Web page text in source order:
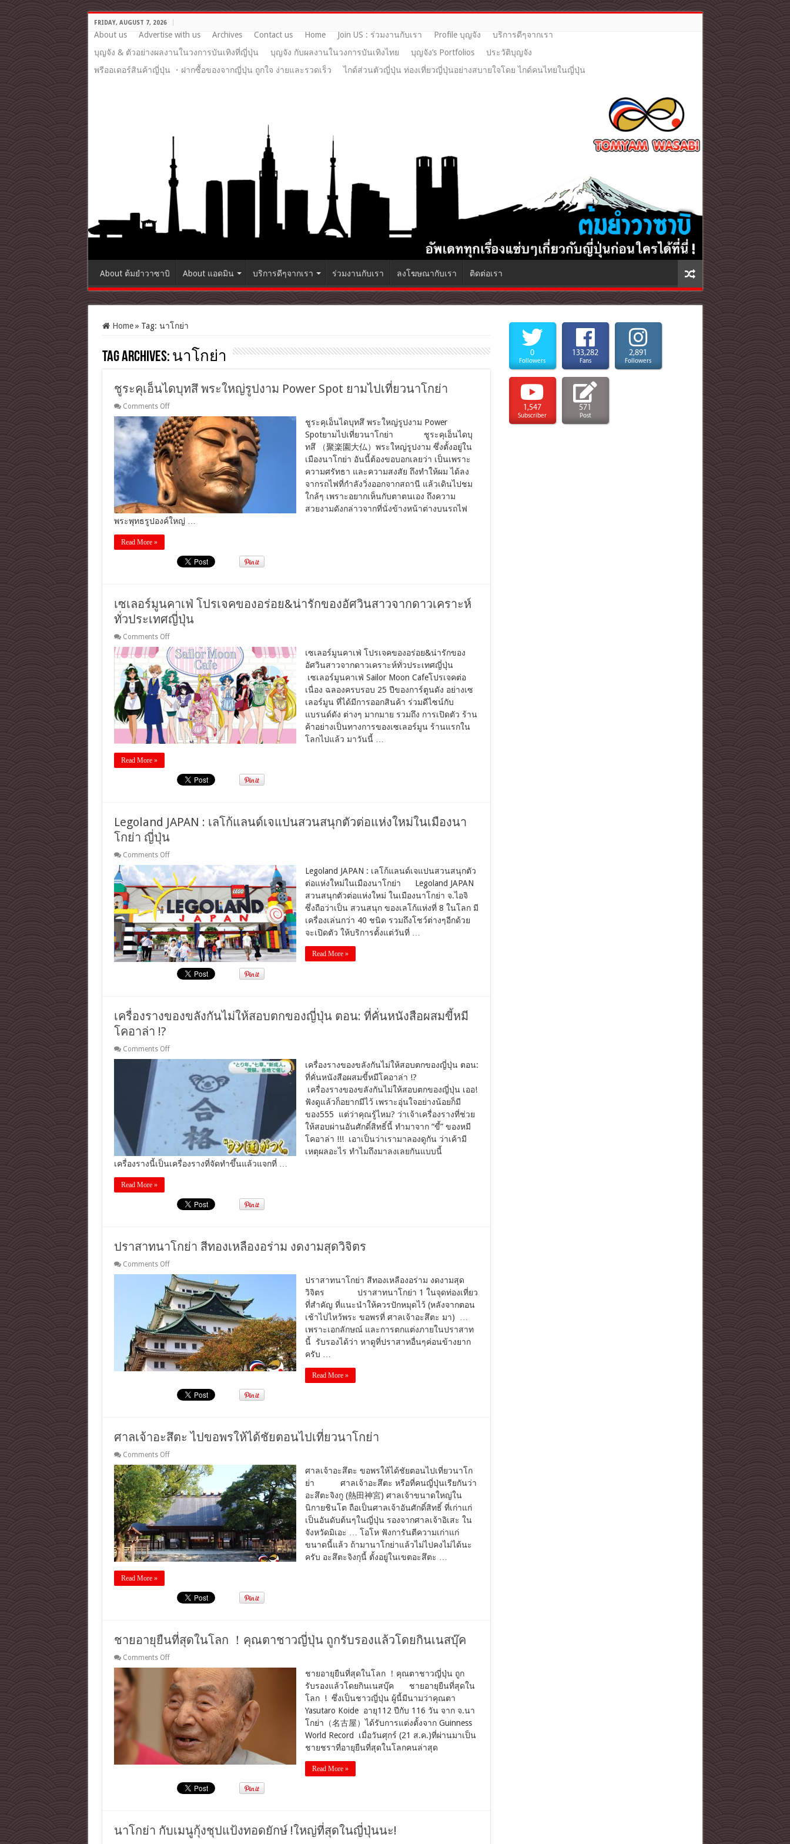
FRIDAY, AUGUST 7, 2026
About us Advertise with us Archives Contact us Home Join US : ร่วมงานกับเรา Profile บุญจัง
บริการดีๆจากเรา
บุญจัง & ตัวอย่างผลงานในวงการบันเทิงที่ญี่ปุ่น
บุญจัง กับผลงานในวงการบันเทิงไทย บุญจัง’s Portfolios
ประวัติบุญจัง
พรีออเดอร์สินค้าญี่ปุ่น ・ฝากซื้อของจากญี่ปุ่น ถูกใจ ง่ายและรวดเร็ว
ไกด์ส่วนตัวญี่ปุ่น ท่องเที่ยวญี่ปุ่นอย่างสบายใจโดย ไกด์คนไทยในญี่ปุ่น
About ต้มยำวาซาบิ About แอดมิน บริการดีๆจากเรา ร่วมงานกับเรา ลงโฆษณากับเรา ติดต่อเรา
Home » Tag: นาโกย่า
Tag Archives: นาโกย่า
ชูระคุเอ็นไดบุทสึ พระใหญ่รูปงาม Power Spot ยามไปเที่ยวนาโกย่า
Comments Offon
ชู
ระ
คุ
เอ็น
ได
บุ
ทสึ
พระ
ใหญ่
รูป
ยาม
ไป
โก
ย่า
ชูระคุเอ็นไดบุทสึ พระใหญ่รูปงาม Power
Spotยามไปเที่ยวนาโกย่า ชูระคุเอ็นไดบุ
ทสึ （聚楽園大仏）พระใหญ่รูปงาม ซึ่งตั้งอยู่ใน
เมืองนาโกย่า อันนี้ต้องขอบอกเลยว่า เป็นเพราะ
ความศรัทธา และความสงสัย ถึงทำให้ผม ได้ลง
จากรถไฟที่กำลังวิ่งออกจากสถานี แล้วเดินไปชม
ใกล้ๆ เพราะอยากเห็นกับตาตนเอง ถึงความ
สวยงามดังกล่าวจากที่นั่งข้างหน้าต่างบนรถไฟ
พระพุทธรูปองค์ใหญ่ …
Read More »
เซเลอร์มูนคาเฟ่ โปรเจคของอร่อย&น่ารักของอัศวินสาวจากดาวเคราะห์
ทั่วประเทศญี่ปุ่น
Comments Offon
เซ
เลอ
ร์
มูน
คาเฟ่
โปร
เจค
ของ
อร่อย&น่า
สาว
ทั่ว
เซเลอร์มูนคาเฟ่ โปรเจคของอร่อย&น่ารักของ
อัศวินสาวจากดาวเคราะห์ทั่วประเทศญี่ปุ่น
เซเลอร์มูนคาเฟ่ Sailor Moon Cafeโปรเจคต่อ
เนื่อง ฉลองครบรอบ 25 ปีของการ์ตูนดัง อย่างเซ
เลอร์มูน ที่ได้มีการออกสินค้า ร่วมดีไซน์กับ
แบรนด์ดัง ต่างๆ มากมาย รวมถึง การเปิดตัว ร้าน
ค้าอย่างเป็นทางการของเซเลอร์มูน ร้านแรกใน
โลกไปแล้ว มาวันนี้ …
Read More »
Legoland JAPAN : เลโก้แลนด์เจแปนสวนสนุกตัวต่อแห่งใหม่ในเมืองนา
โกย่า ญี่ปุ่น
Comments Offon
JAPAN
:
เล
โก้
แลนด์
เจ
แปน
สวน
สนุก
ต่อ
ใน
โก
ญี่ปุ่น
Legoland JAPAN : เลโก้แลนด์เจแปนสวนสนุกตัว
ต่อแห่งใหม่ในเมืองนาโกย่า Legoland JAPAN
สวนสนุกตัวต่อแห่งใหม่ ในเมืองนาโกย่า จ.ไอจิ
ซึ่งถือว่าเป็น สวนสนุก ของเลโก้แห่งที่ 8 ในโลก มี
เครื่องเล่นกว่า 40 ชนิด รวมถึงโชว์ต่างๆอีกด้วย
จะเปิดตัว ให้บริการตั้งแต่วันที่ …
Read More »
เครื่องรางของขลังกันไม่ให้สอบตกของญี่ปุ่น ตอน: ที่คั่นหนังสือผสมขี้หมี
โคอาล่า !?
Comments Offon
เครื่องราง
ญี่ปุ่น
หนังสือ
โค
อา
!?
เครื่องรางของขลังกันไม่ให้สอบตกของญี่ปุ่น ตอน:
ที่คั่นหนังสือผสมขี้หมีโคอาล่า !?
เครื่องรางของขลังกันไม่ให้สอบตกของญี่ปุ่น เออ!
ฟังดูแล้วก็อยากมีไว้ เพราะอุ่นใจอย่างน้อยก็มี
ของ555 แต่ว่าคุณรู้ไหม? ว่าเจ้าเครื่องรางที่ช่วย
ให้สอบผ่านอันศักดิ์สิทธิ์นี้ ทำมาจาก “ขี้” ของหมี
โคอาล่า !!! เอาเป็นว่าเรามาลองดูกัน ว่าเค้ามี
เหตุผลอะไร ทำไมถึงมาลงเลยกันแบบนี้
เครื่องรางนี้เป็นเครื่องรางที่จัดทำขึ้นแล้วแจกที่ …
Read More »
ปราสาทนาโกย่า สีทองเหลืองอร่าม งดงามสุดวิจิตร
Comments Offon
ปราสาท
นา
โก
ย่า
สี
ทอง
เหลือง
อร่าม
งดงาม
ปราสาทนาโกย่า สีทองเหลืองอร่าม งดงามสุด
วิจิตร ปราสาทนาโกย่า 1 ในจุดท่องเที่ยว
ที่สำคัญ ที่แนะนำให้ควรปักหมุดไว้ (หลังจากตอน
เช้าไปไหว้พระ ขอพรที่ ศาลเจ้าอะสึตะ มา) …
เพราะเอกลักษณ์ และการตกแต่งภายในปราสาท
นี้ รับรองได้ว่า หาดูที่ปราสาทอื่นๆค่อนข้างยาก
ครับ …
Read More »
ศาลเจ้าอะสึตะ ไปขอพรให้ได้ชัยตอนไปเที่ยวนาโกย่า
Comments Offon
ศาล
เจ้า
อะสึ
ตะ
ไป
ขอ
พร
ให้
ได้
เที่ยว
ย่า
ศาลเจ้าอะสึตะ ขอพรให้ได้ชัยตอนไปเที่ยวนาโก
ย่า ศาลเจ้าอะสึตะ หรือที่คนญี่ปุ่นเรียกันว่า
อะสึตะจิงกู (熱田神宮) ศาลเจ้าขนาดใหญ่ใน
นิกายชินโต ถือเป็นศาลเจ้าอันศักดิ์สิทธิ์ ที่เก่าแก่
เป็นอันดับต้นๆในญี่ปุ่น รองจากศาลเจ้าอิเสะ ใน
จังหวัดมิเอะ … โอโห ฟังการันตีความเก่าแก่
ขนาดนี้แล้ว ถ้ามานาโกย่าแล้วไม่ไปคงไม่ได้นะ
ครับ อะสึตะจิงกุนี้ ตั้งอยู่ในเขตอะสึตะ …
Read More »
ชายอายุยืนที่สุดในโลก ！คุณตาชาวญี่ปุ่น ถูกรับรองแล้วโดยกินเนสบุ๊ค
Comments Offon
ชาย
อายุ
ยืน
ที่สุด
ใน
โลก
！
คุณ
ตา
ชาว
ถูก
ยกินเน
ชายอายุยืนที่สุดในโลก ！คุณตาชาวญี่ปุ่น ถูก
รับรองแล้วโดยกินเนสบุ๊ค ชายอายุยืนที่สุดใน
โลก ! ซึ่งเป็นชาวญี่ปุ่น ผู้นี้มีนามว่าคุณตา
Yasutaro Koide อายุ112 ปีกับ 116 วัน จาก จ.นา
โกย่า（名古屋）ได้รับการแต่งตั้งจาก Guinness
World Record เมื่อวันศุกร์ (21 ส.ค.)ที่ผ่านมาเป็น
ชายชราที่อายุยืนที่สุดในโลกคนล่าสุด
Read More »
นาโกย่า กับเมนูกุ้งชุปแป้งทอดยักษ์ !ใหญ่ที่สุดในญี่ปุ่นนะ!
0
Followers
133,282
Fans
2,891
Followers
1,547
Subscriber
571
Post